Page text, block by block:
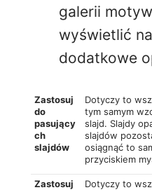
galerii
wyświetlić
dodatkowe
Zastosuj
do
pasujący
ch
slajdów
Dotyczy to
tym samym
slajd. Slajdy
slajdów
osiągnąć to
przyciskiem
Zastosuj
Dotyczy to